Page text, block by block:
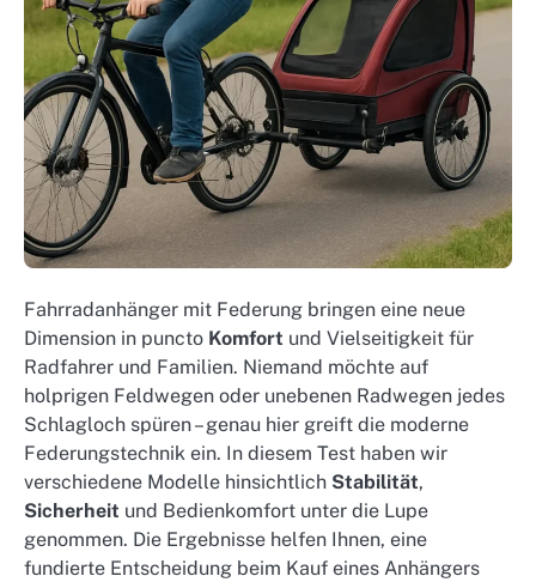
Fahrradanhänger mit Federung bringen eine neue
Dimension in puncto Komfort und Vielseitigkeit für
Radfahrer und Familien. Niemand möchte auf
holprigen Feldwegen oder unebenen Radwegen jedes
Schlagloch spüren – genau hier greift die moderne
Federungstechnik ein. In diesem Test haben wir
verschiedene Modelle hinsichtlich Stabilität,
Sicherheit und Bedienkomfort unter die Lupe
genommen. Die Ergebnisse helfen Ihnen, eine
fundierte Entscheidung beim Kauf eines Anhängers